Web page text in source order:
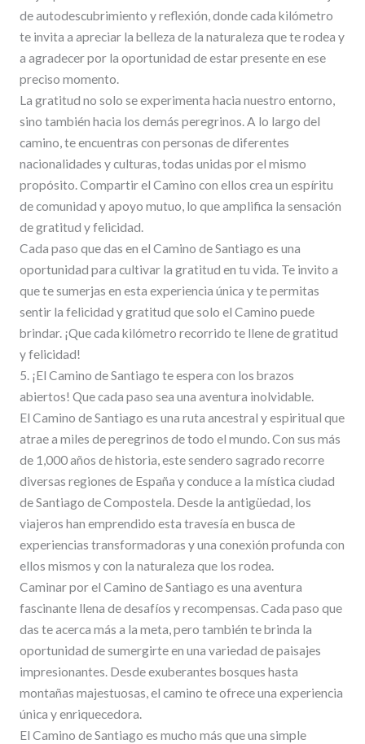
de autodescubrimiento y reflexión, donde cada kilómetro
te invita a apreciar la belleza de la naturaleza que te rodea y
a agradecer por la oportunidad de estar presente en ese
preciso momento.
La gratitud no solo se experimenta hacia nuestro entorno,
sino también hacia los demás peregrinos. A lo largo del
camino, te encuentras con personas de diferentes
nacionalidades y culturas, todas unidas por el mismo
propósito. Compartir el Camino con ellos crea un espíritu
de comunidad y apoyo mutuo, lo que amplifica la sensación
de gratitud y felicidad.
Cada paso que das en el Camino de Santiago es una
oportunidad para cultivar la gratitud en tu vida. Te invito a
que te sumerjas en esta experiencia única y te permitas
sentir la felicidad y gratitud que solo el Camino puede
brindar. ¡Que cada kilómetro recorrido te llene de gratitud
y felicidad!
5. ¡El Camino de Santiago te espera con los brazos
abiertos! Que cada paso sea una aventura inolvidable.
El Camino de Santiago es una ruta ancestral y espiritual que
atrae a miles de peregrinos de todo el mundo. Con sus más
de 1,000 años de historia, este sendero sagrado recorre
diversas regiones de España y conduce a la mística ciudad
de Santiago de Compostela. Desde la antigüedad, los
viajeros han emprendido esta travesía en busca de
experiencias transformadoras y una conexión profunda con
ellos mismos y con la naturaleza que los rodea.
Caminar por el Camino de Santiago es una aventura
fascinante llena de desafíos y recompensas. Cada paso que
das te acerca más a la meta, pero también te brinda la
oportunidad de sumergirte en una variedad de paisajes
impresionantes. Desde exuberantes bosques hasta
montañas majestuosas, el camino te ofrece una experiencia
única y enriquecedora.
El Camino de Santiago es mucho más que una simple